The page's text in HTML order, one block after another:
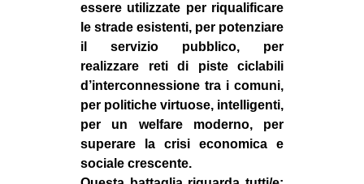
essere utilizzate per riqualificare
le strade esistenti, per potenziare
il servizio pubblico, per
realizzare reti di piste ciclabili
d’interconnessione tra i comuni,
per politiche virtuose, intelligenti,
per un welfare moderno, per
superare la crisi economica e
sociale crescente.